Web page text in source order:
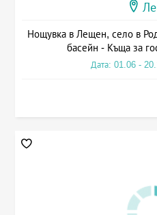
Нощувка в Лещен, село в
басейн - Къща за
Дата: 01.06 -